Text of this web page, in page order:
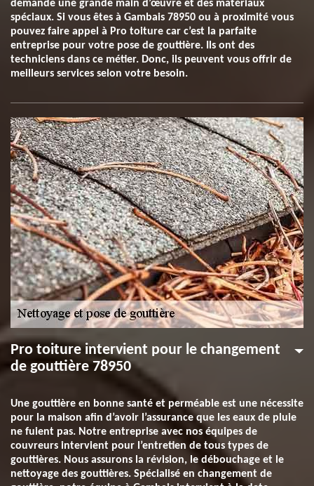
demande une grande main d’œuvre et des matériaux
spéciaux. Si vous êtes à Gambais 78950 ou à proximité vous
pouvez faire appel à Pro toiture car c’est la parfaite
entreprise pour votre pose de gouttière. Ils ont des
techniciens dans ce métier. Donc, ils peuvent vous offrir de
meilleurs services selon votre besoin.
Pro toiture intervient pour le changement
de gouttière 78950
Une gouttière en bonne santé et perméable est une nécessite
pour la maison afin d’avoir l’assurance que les eaux de pluie
ne fuient pas. Notre entreprise avec nos équipes de
couvreurs intervient pour l’entretien de tous types de
gouttières. Nous assurons la révision, le débouchage et le
nettoyage des gouttières. Spécialisé en changement de